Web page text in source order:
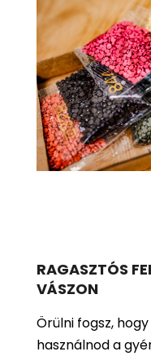
RAGASZTÓS
VÁSZON
Örülni fogsz,
használnod a